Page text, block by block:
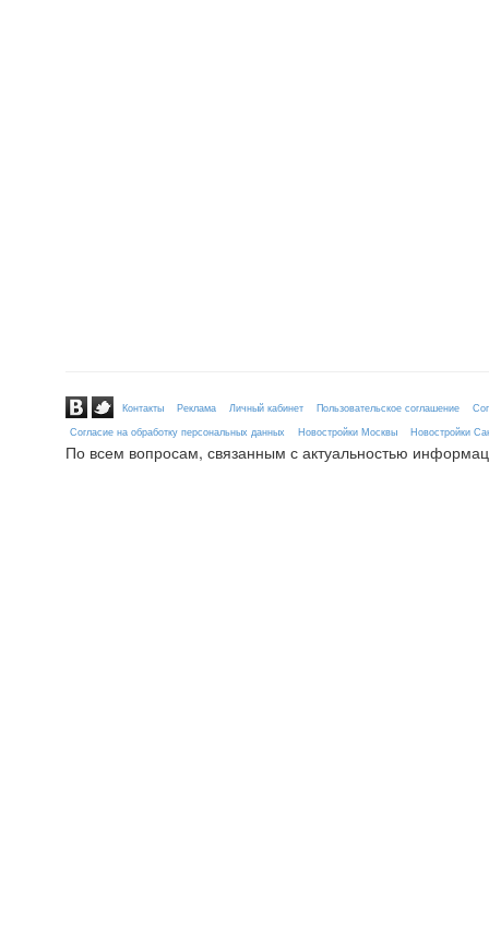
Контакты Реклама Личный кабинет Пользовательское соглашение
Согласие на обработку персональных данных
Новостройки Москвы Новостройки
По всем вопросам, связанным с актуальностью